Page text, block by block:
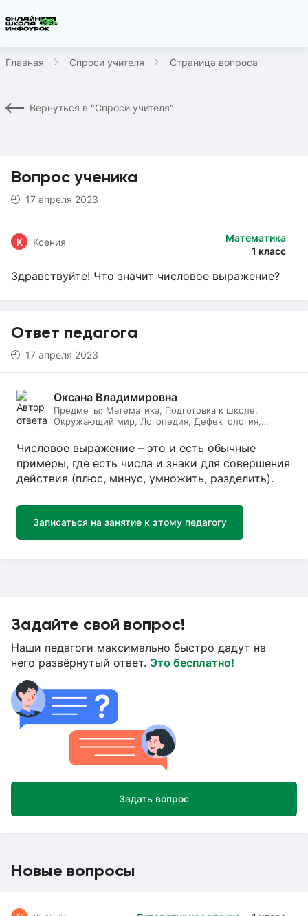
Главная Спроси учителя Страница вопроса
Вернуться в "Спроси учителя"
Вопрос ученика
17 апреля 2023
Математика
1 класс
К Ксения
Здравствуйте! Что значит числовое выражение?
Ответ педагога
17 апреля 2023
Оксана Владимировна
Предметы: Математика, Подготовка к школе,
Окружающий мир, Логопедия, Дефектология,
Числовое выражение – это и есть обычные
примеры, где есть числа и знаки для совершения
действия (плюс, минус, умножить, разделить).
Записаться на занятие к этому педагогу
Задайте свой вопрос!
Наши педагоги максимально быстро дадут на
него развёрнутый ответ. Это бесплатно!
Задать вопрос
Новые вопросы